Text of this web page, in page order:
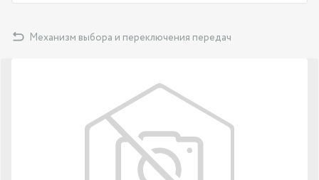
Механизм выбора и переключения передач